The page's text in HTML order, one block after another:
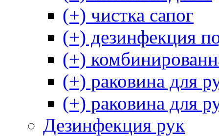
(+) чистка сапог
(+) дезинфекция
(+)
(+) раковина для
(+) раковина для
Дезинфекция рук